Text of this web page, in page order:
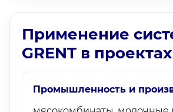
Применение
GRENT в проектах
Промышленность и